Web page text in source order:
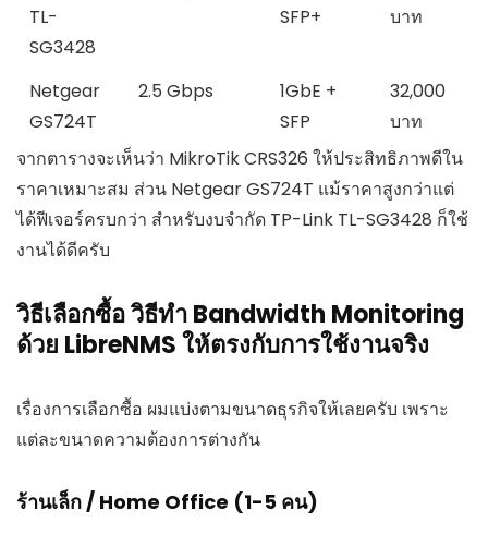
TL-
SG3428
SFP+
บาท
Netgear
GS724T
2.5 Gbps
1GbE +
SFP
32,000
บาท
จากตารางจะเห็นว่า MikroTik CRS326 ให้ประสิทธิภาพดีใน
ราคาเหมาะสม ส่วน Netgear GS724T แม้ราคาสูงกว่าแต่
ได้ฟีเจอร์ครบกว่า สำหรับงบจำกัด TP-Link TL-SG3428 ก็ใช้
งานได้ดีครับ
วิธีเลือกซื้อ วิธีทำ Bandwidth Monitoring
ด้วย LibreNMS ให้ตรงกับการใช้งานจริง
เรื่องการเลือกซื้อ ผมแบ่งตามขนาดธุรกิจให้เลยครับ เพราะ
แต่ละขนาดความต้องการต่างกัน
ร้านเล็ก / Home Office (1-5 คน)